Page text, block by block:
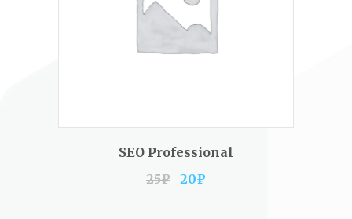
ADD TO CART
SEO Professional
25₽ 20₽